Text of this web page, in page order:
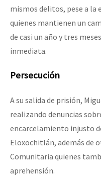
mismos delitos, pese a la
quienes mantienen un
de casi un año y tres
inmediata.
Persecución
A su salida de prisión,
realizando denuncias
encarcelamiento injusto
Eloxochitlán, además de
Comunitaria quienes
aprehensión.